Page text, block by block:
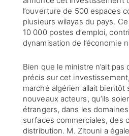
l’ouverture de 500 espaces
plusieurs wilayas du pays.
10 000 postes d’emploi,
dynamisation de l’économie
Bien que le ministre n’ait
précis sur cet
marché algérien allait bientôt
nouveaux acteurs, qu’ils
étrangers, dans les
surfaces commerciales, des
distribution. M. Zitouni a